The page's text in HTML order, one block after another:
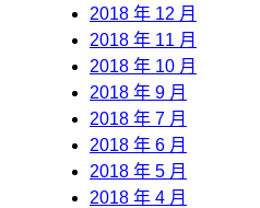
2018 年 12 月
2018 年 11 月
2018 年 10 月
2018 年 9 月
2018 年 7 月
2018 年 6 月
2018 年 5 月
2018 年 4 月